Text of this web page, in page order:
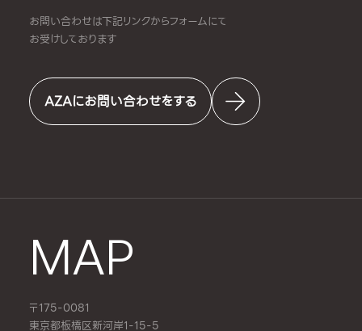
お問い合わせは下記リンクからフォームにて
お受けしております
AZAにお問い合わせをする
MAP
〒175-0081
東京都板橋区新河岸1-15-5